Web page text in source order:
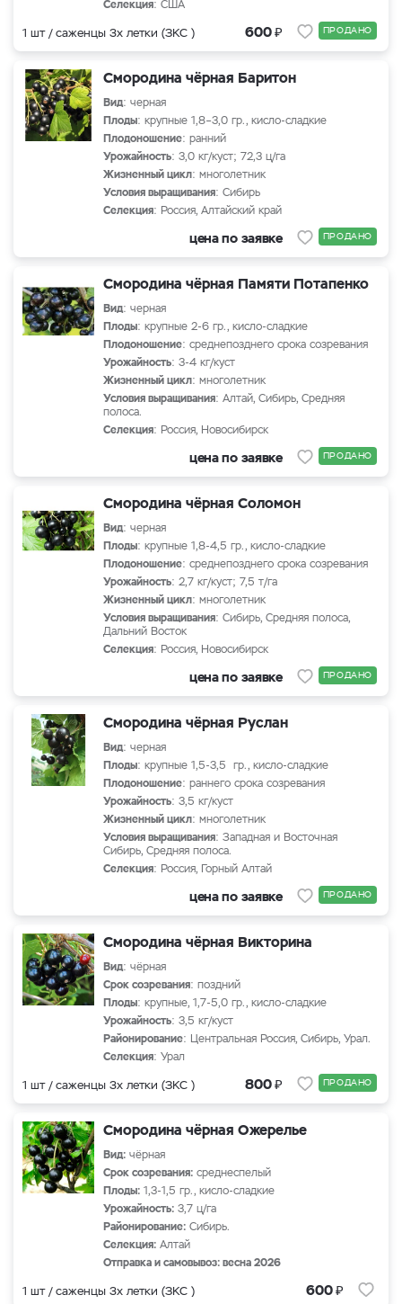
Селекция: США
1 шт / саженцы 3х летки (ЗКС ) 600₽ ПРОДАНО
Смородина чёрная Баритон
Вид: черная
Плоды: крупные 1,8–3,0 гр., кисло-сладкие
Плодоношение: ранний
Урожайность: 3,0 кг/куст; 72,3 ц/га
Жизненный цикл: многолетник
Условия выращивания: Сибирь
Селекция: Россия, Алтайский край
цена по заявке ПРОДАНО
Смородина чёрная Памяти Потапенко
Вид: черная
Плоды: крупные 2-6 гр., кисло-сладкие
Плодоношение: среднепозднего срока созревания
Урожайность: 3-4 кг/куст
Жизненный цикл: многолетник
Условия выращивания: Алтай, Сибирь, Средняя
полоса.
Селекция: Россия, Новосибирск
цена по заявке ПРОДАНО
Смородина чёрная Соломон
Вид: черная
Плоды: крупные 1,8-4,5 гр., кисло-сладкие
Плодоношение: среднепозднего срока созревания
Урожайность: 2,7 кг/куст; 7,5 т/га
Жизненный цикл: многолетник
Условия выращивания: Сибирь, Средняя полоса,
Дальний Восток
Селекция: Россия, Новосибирск
цена по заявке ПРОДАНО
Смородина чёрная Руслан
Вид: черная
Плоды: крупные 1,5-3,5 гр., кисло-сладкие
Плодоношение: раннего срока созревания
Урожайность: 3,5 кг/куст
Жизненный цикл: многолетник
Условия выращивания: Западная и Восточная
Сибирь, Средняя полоса.
Селекция: Россия, Горный Алтай
цена по заявке ПРОДАНО
Смородина чёрная Викторина
Вид: чёрная
Срок созревания: поздний
Плоды: крупные, 1,7-5,0 гр., кисло-сладкие
Урожайность: 3,5 кг/куст
Районирование: Центральная Россия, Сибирь, Урал.
Селекция: Урал
1 шт / саженцы 3х летки (ЗКС ) 800₽ ПРОДАНО
Смородина чёрная Ожерелье
Вид: чёрная
Срок созревания: среднеспелый
Плоды: 1,3-1,5 гр., кисло-сладкие
Урожайность: 3,7 ц/га
Районирование: Сибирь.
Селекция: Алтай
Отправка и самовывоз: весна 2026
1 шт / саженцы 3х летки (ЗКС ) 600₽